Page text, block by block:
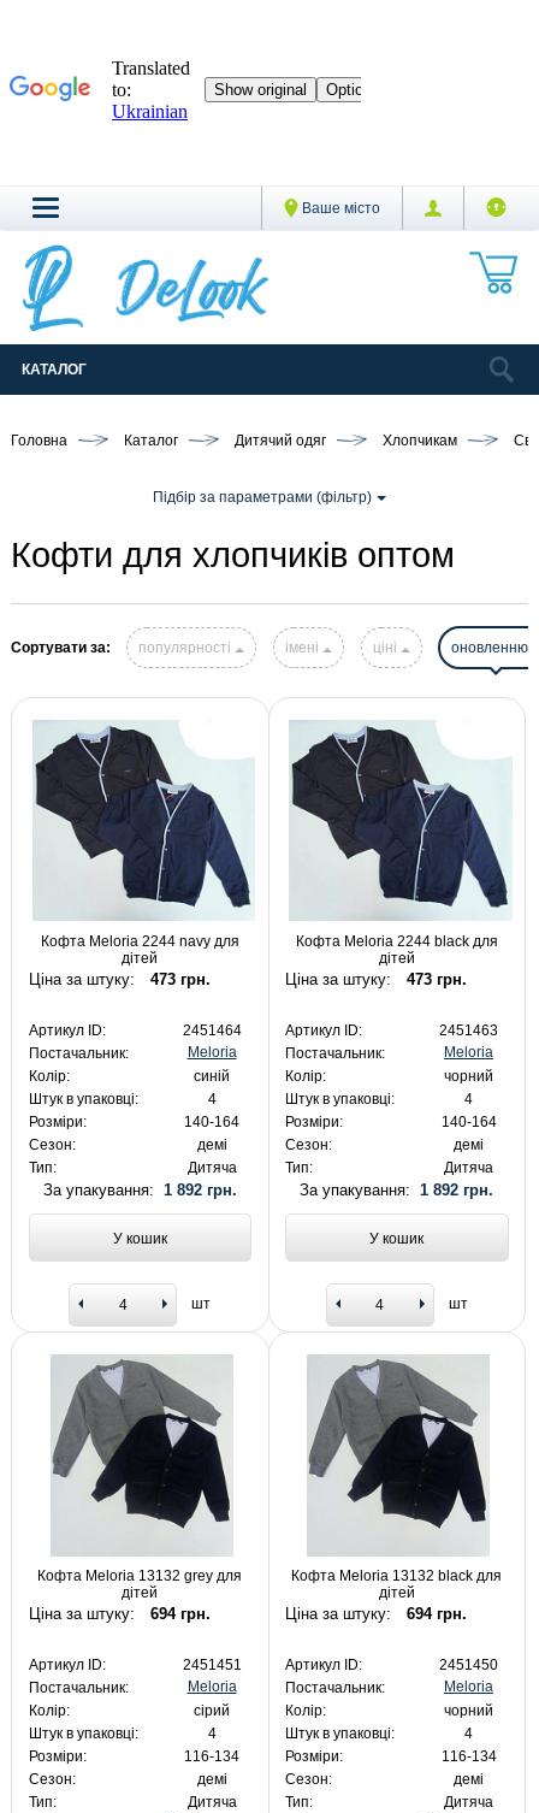
Ваше місто
КАТАЛОГ
Головна Каталог Дитячий одяг Хлопчикам
Підбір за параметрами (фільтр)
Кофти для хлопчиків оптом
Сортувати за: популярності імені ціні оновленню
Кофта Meloria 2244 navy для
дітей
Ціна за штуку: 473 грн.
Артикул ID:
2451464
Постачальник:
Meloria
Колір:
синій
Штук в упаковці:
4
Розміри:
140-164
Сезон:
демі
Тип:
Дитяча
За упакування: 1 892 грн.
У кошик
шт
Кофта Meloria 2244 black для
дітей
Ціна за штуку: 473 грн.
Артикул ID:
2451463
Постачальник:
Meloria
Колір:
чорний
Штук в упаковці:
4
Розміри:
140-164
Сезон:
демі
Тип:
Дитяча
За упакування:1 892 грн.
У кошик
шт
Кофта Meloria 13132 grey для
дітей
Ціна за штуку: 694 грн.
Артикул ID:
2451451
Постачальник:
Meloria
Колір:
сірий
Штук в упаковці:
4
Розміри:
116-134
Сезон:
демі
Тип:
Дитяча
Кофта Meloria 13132 black для
дітей
Ціна за штуку: 694 грн.
Артикул ID:
2451450
Постачальник:
Meloria
Колір:
чорний
Штук в упаковці:
4
Розміри:
116-134
Сезон:
демі
Тип:
Дитяча